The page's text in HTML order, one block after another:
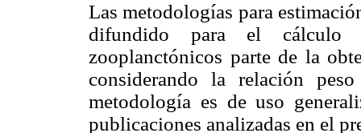
Las metodologías para
difundido para el cálculo
zooplanctónicos parte de la
considerando la relación
metodología es de uso
publicaciones analizadas en el